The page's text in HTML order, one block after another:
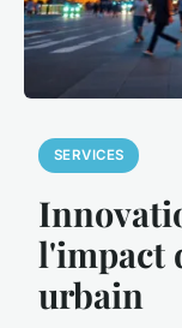
SERVICES
l'impact
urbain